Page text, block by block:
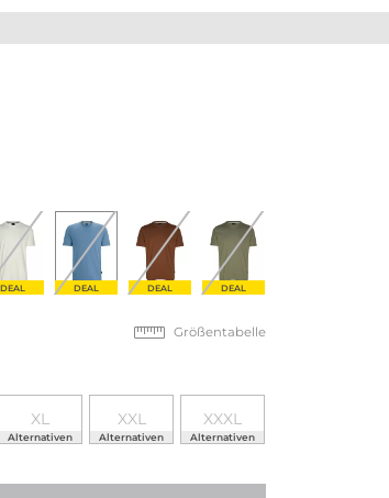
DEAL DEAL DEAL DEAL
Größentabelle
XL
Alternativen
XXL
Alternativen
XXXL
Alternativen